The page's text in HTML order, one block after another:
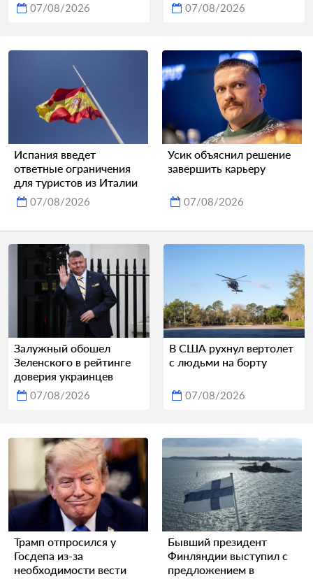
07/08/2026 07/08/2026
Испания введет
ответные ограничения
для туристов из Италии
07/08/2026
Усик объяснил решение
завершить карьеру
07/08/2026
Залужный обошел
Зеленского в рейтинге
доверия украинцев
07/08/2026
В США рухнул вертолет
с людьми на борту
07/08/2026
Трамп отпросился у
Госдепа из-за
необходимости вести
Бывший президент
Финляндии выступил с
предложением в